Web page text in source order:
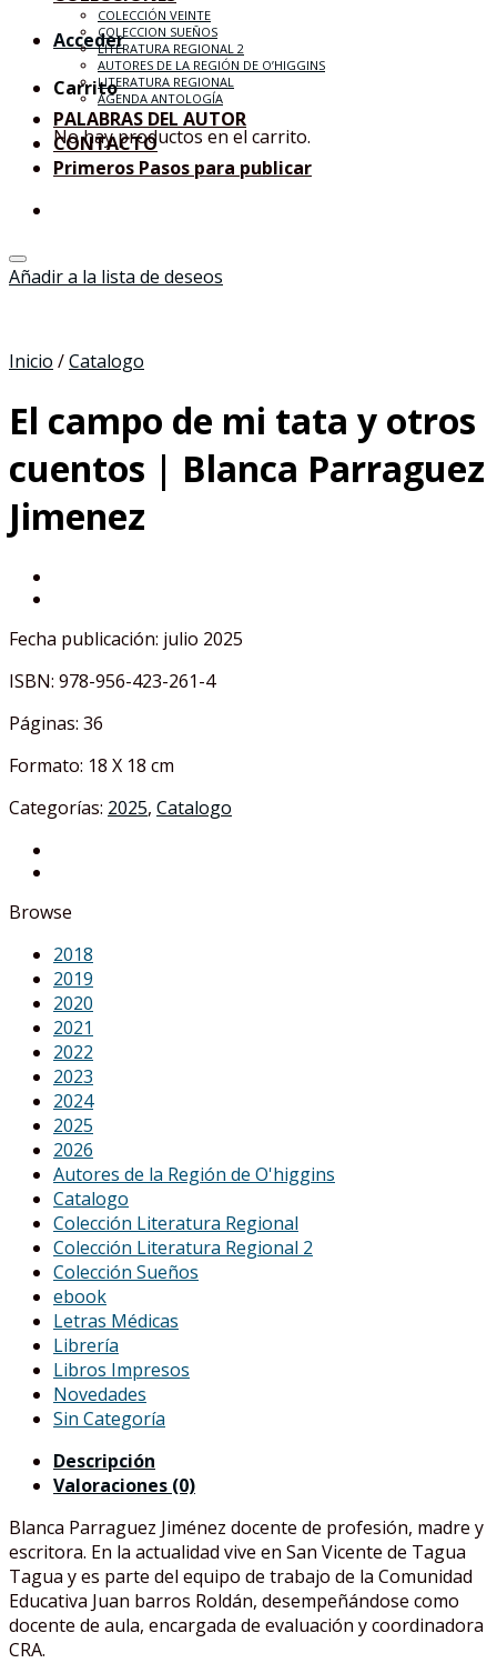
Acceder
Carrito
No hay productos en el carrito.
COLECCIÓN VEINTE
COLECCION SUEÑOS
LITERATURA REGIONAL 2
AUTORES DE LA REGIÓN DE O’HIGGINS
LITERATURA REGIONAL
AGENDA ANTOLOGÍA
PALABRAS DEL AUTOR
CONTACTO
Primeros Pasos para publicar
Añadir a la lista de deseos
Inicio /Catalogo
El campo de mi tata y otros
cuentos | Blanca Parraguez
Jimenez
Fecha publicación: julio 2025
ISBN: 978-956-423-261-4
Páginas: 36
Formato: 18 X 18 cm
Categorías: 2025, Catalogo
Browse
2018
2019
2020
2021
2022
2023
2024
2025
2026
Autores de la Región de O'higgins
Catalogo
Colección Literatura Regional
Colección Literatura Regional 2
Colección Sueños
ebook
Letras Médicas
Librería
Libros Impresos
Novedades
Sin Categoría
Descripción
Valoraciones (0)
Blanca Parraguez Jiménez docente de profesión, madre y
escritora. En la actualidad vive en San Vicente de Tagua
Tagua y es parte del equipo de trabajo de la Comunidad
Educativa Juan barros Roldán, desempeñándose como
docente de aula, encargada de evaluación y coordinadora
CRA.